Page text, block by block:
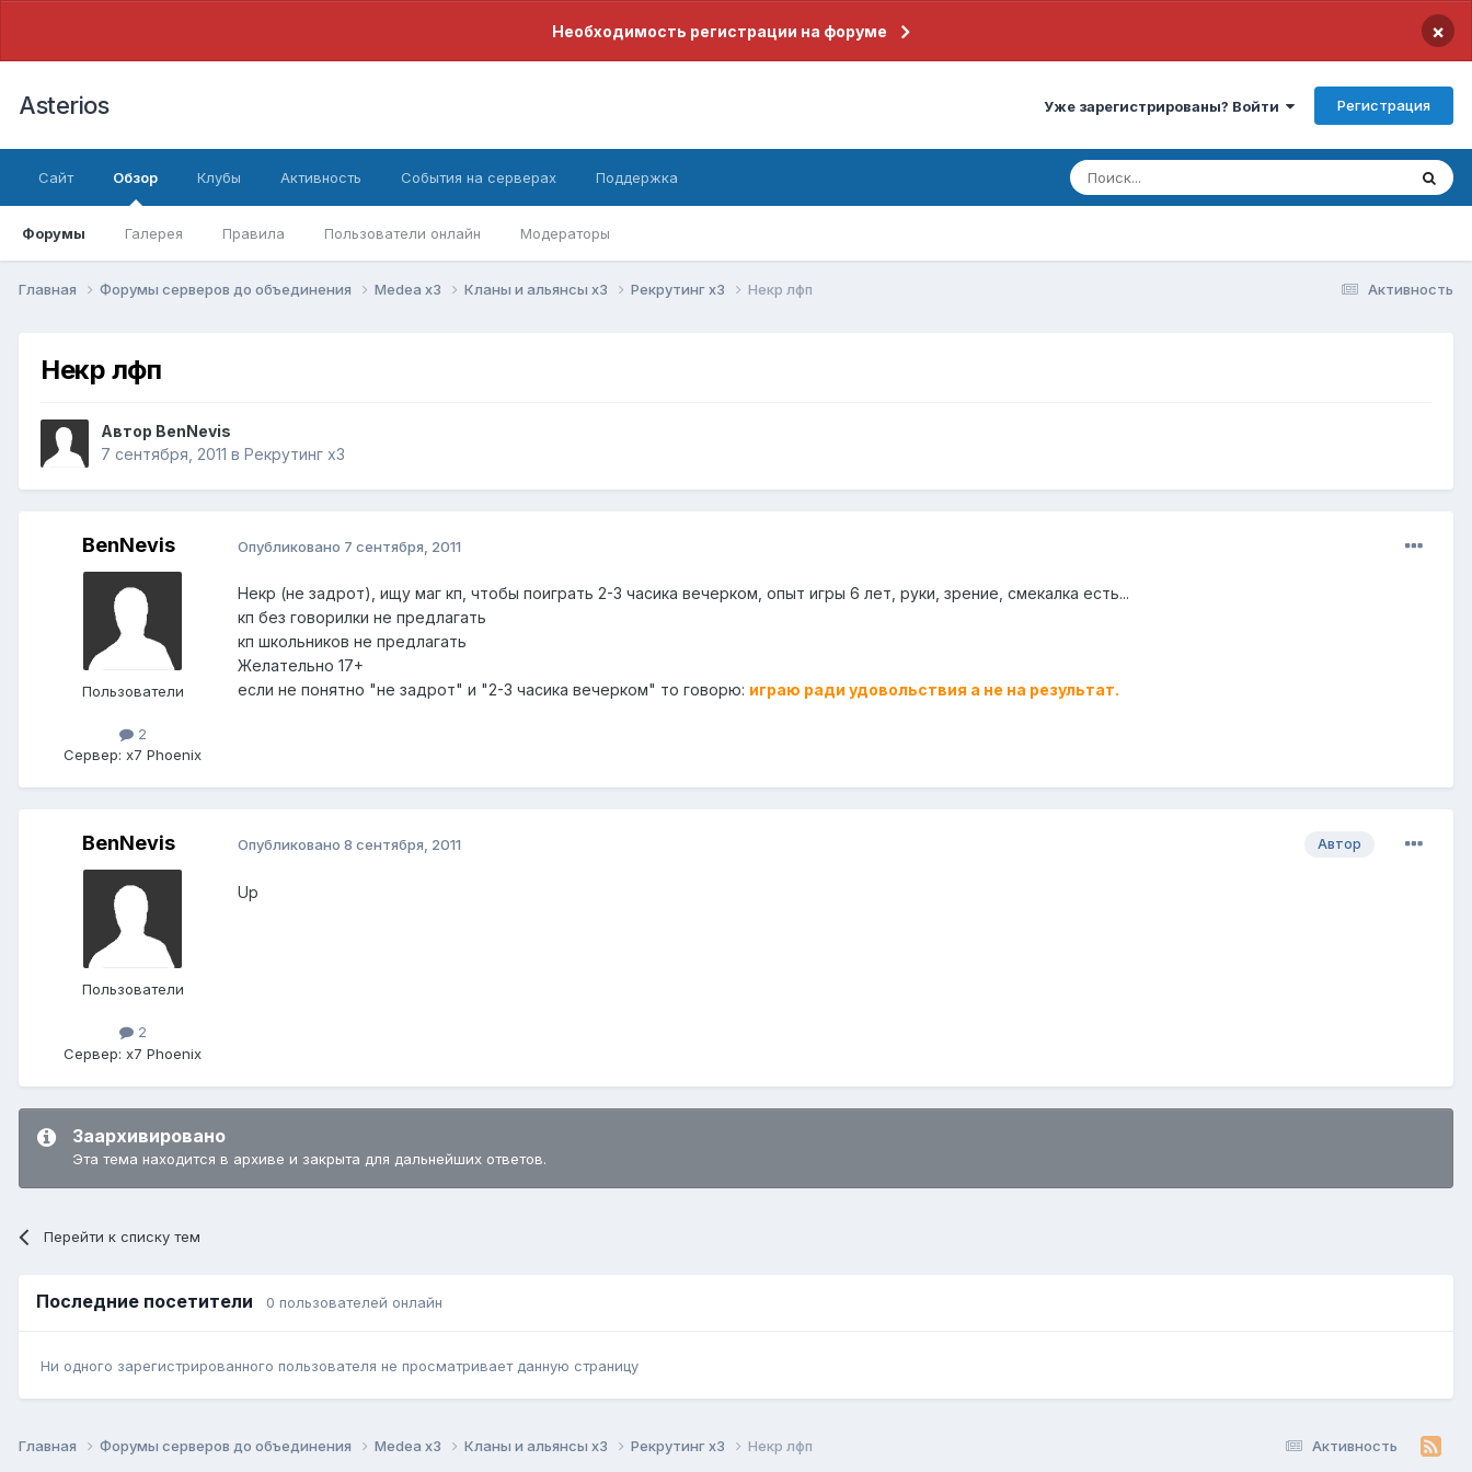
Необходимость регистрации на форуме ×
Asterios Уже зарегистрированы? Войти Регистрация
Сайт Обзор
Форумы Галерея Правила Пользователи онлайн Модераторы
Клубы Активность События на серверах Поддержка
Активность
Главная Форумы серверов до объединения Medea x3 Кланы и альянсы x3 Рекрутинг x3 Некр лфп
Некр лфп
Автор BenNevis
7 сентября, 2011 в Рекрутинг x3
BenNevis
Пользователи
2
Сервер: x7 Phoenix
Опубликовано 7 сентября, 2011
Некр (не задрот), ищу маг кп, чтобы поиграть 2-3 часика вечерком, опыт игры 6 лет, руки, зрение, смекалка есть...
кп без говорилки не предлагать
кп школьников не предлагать
Желательно 17+
если не понятно "не задрот" и "2-3 часика вечерком" то говорю: играю ради удовольствия а не на результат.
BenNevis
Пользователи
2
Сервер: x7 Phoenix
Автор
Опубликовано 8 сентября, 2011
Up
Заархивировано
Эта тема находится в архиве и закрыта для дальнейших ответов.
Перейти к списку тем
Последние посетители 0 пользователей онлайн
Ни одного зарегистрированного пользователя не просматривает данную страницу
Активность
Главная Форумы серверов до объединения Medea x3 Кланы и альянсы x3 Рекрутинг x3 Некр лфп